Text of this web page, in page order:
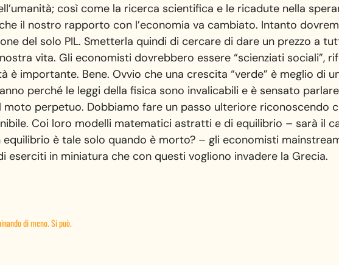
così come la ricerca scientifica e le ricadute nella
il nostro rapporto con l’economia va cambiato. Intanto
del solo PIL. Smetterla quindi di cercare di dare un prezzo a
vita. Gli economisti dovrebbero essere “scienziati sociali”,
è importante. Bene. Ovvio che una crescita “verde” è meglio di
perché le leggi della fisica sono invalicabili e è sensato
perpetuo. Dobbiamo fare un passo ulteriore riconoscendo
Coi loro modelli matematici astratti e di equilibrio – sarà il
equilibrio è tale solo quando è morto? – gli economisti
eserciti in miniatura che con questi vogliono invadere la Grecia.
di meno. Si può.